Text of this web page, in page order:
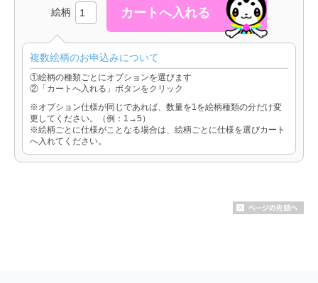
絵柄
複数絵柄のお申込みについて
①絵柄の種類ごとにオプションを選びます
②「カートへ入れる」ボタンをクリック
※オプション仕様が同じであれば、数量を1を絵柄種類の分だけ変
更してください。（例：1→5）
※絵柄ごとに仕様がことなる場合は、絵柄ごとに仕様を選びカート
へ入れてください。